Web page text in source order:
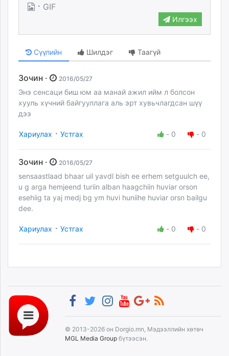
· GIF
Илгээх
Сүүлийн Шилдэг Таагүй
Зочин · 2016/05/27
Энэ сенсаци биш юм аа манай ажил ийм л болсон
хууль хүчний байгууллага аль эрт хувьчлагдсан шүү
дээ
Хариулах · Устгах - 0 - 0
Зочин · 2016/05/27
sensaastlaad bhaar uil yavdl bish ee erhem setguulch ee,
u g arga hemjeend turiin alban haagchiin huviar orson
esehiig ta yaj medj bg ym huvi huniihe huviar orsn bailgu
dee.
Хариулах · Устгах - 0 - 0
© 2013-2026 он Dorgio.mn, Мэдээллийн хөтөч
MGL Media Group бүтээсэн.